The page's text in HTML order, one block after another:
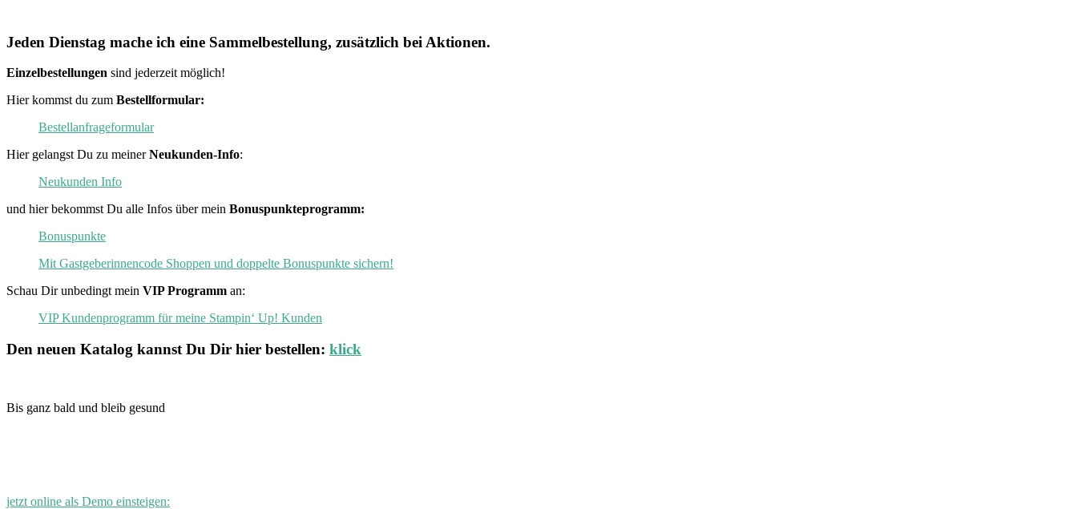
Jeden Dienstag mache ich eine Sammelbestellung, zusätzlich bei Aktionen.
Einzelbestellungen sind jederzeit möglich!
Hier kommst du zum Bestellformular:
Bestellanfrageformular
Hier gelangst Du zu meinerNeukunden-Info:
Neukunden Info
und hier bekommst Du alle Infos über mein Bonuspunkteprogramm:
Bonuspunkte
Mit Gastgeberinnencode Shoppen und doppelte Bonuspunkte sichern!
Schau Dir unbedingt mein VIP Programm an:
VIP Kundenprogramm für meine Stampin‘ Up! Kunden
Den neuen Katalog kannst Du Dir hier bestellen: klick
Bis ganz bald und bleib gesund
jetzt online als Demo einsteigen: